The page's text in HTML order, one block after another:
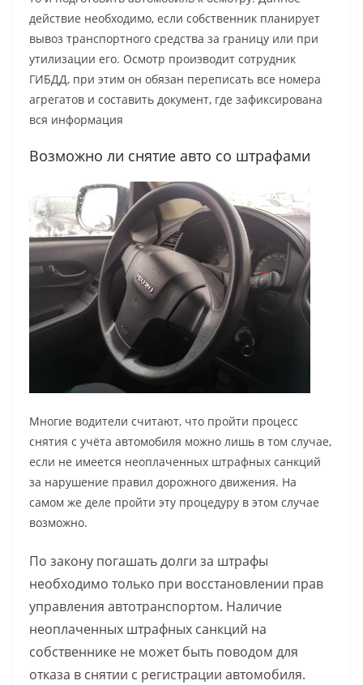
действие необходимо, если собственник планирует
вывоз транспортного средства за границу или при
утилизации его. Осмотр производит сотрудник
ГИБДД, при этим он обязан переписать все номера
агрегатов и составить документ, где зафиксирована
вся информация
Возможно ли снятие авто со штрафами
Многие водители считают, что пройти процесс
снятия с учёта автомобиля можно лишь в том случае,
если не имеется неоплаченных штрафных санкций
за нарушение правил дорожного движения. На
самом же деле пройти эту процедуру в этом случае
возможно.
По закону погашать долги за штрафы
необходимо только при восстановлении прав
управления автотранспортом. Наличие
неоплаченных штрафных санкций на
собственнике не может быть поводом для
отказа в снятии с регистрации автомобиля.